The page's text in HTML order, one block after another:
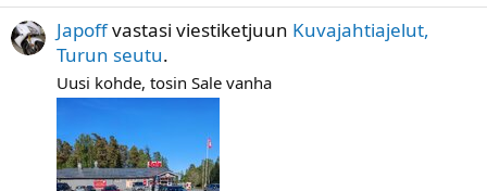
Japoffvastasi viestiketjuun Kuvajahtiajelut,
Turun seutu.
Uusi kohde, tosin Sale vanha